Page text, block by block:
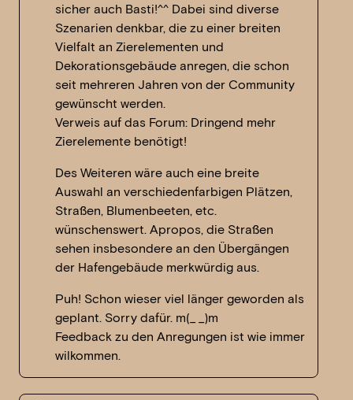
sicher auch Basti!^^ Dabei sind diverse
Szenarien denkbar, die zu einer breiten
Vielfalt an Zierelementen und
Dekorationsgebäude anregen, die schon
seit mehreren Jahren von der Community
gewünscht werden.
Verweis auf das Forum: Dringend mehr
Zierelemente benötigt!
Des Weiteren wäre auch eine breite
Auswahl an verschiedenfarbigen Plätzen,
Straßen, Blumenbeeten, etc.
wünschenswert. Apropos, die Straßen
sehen insbesondere an den Übergängen
der Hafengebäude merkwürdig aus.
Puh! Schon wieser viel länger geworden als
geplant. Sorry dafür. m(_ _)m
Feedback zu den Anregungen ist wie immer
wilkommen.